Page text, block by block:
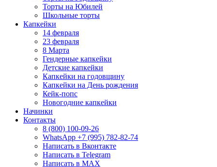
Торты на Юбилей
Школьные торты
Капкейки
14 февраля
23 февраля
8 Марта
Гендерные капкейки
Детские капкейки
Капкейки на годовщину
Капкейки на День рождения
Кейк-попс
Новогодние капкейки
Начинки
Контакты
8 (800) 100-09-26
WhatsApp +7 (995) 782-82-74
Написать в Вконтакте
Написать в Telegram
Написать в MAX